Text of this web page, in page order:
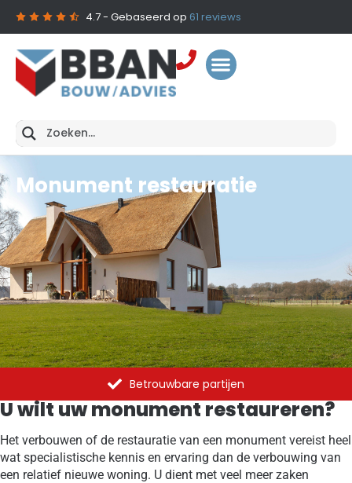
4.7- Gebaseerd op 61 reviews
Monument restauratie
U wilt uw monument restaureren?
Het verbouwen of de restauratie van een monument vereist heel
wat specialistische kennis en ervaring dan de verbouwing van
een relatief nieuwe woning. U dient met veel meer zaken